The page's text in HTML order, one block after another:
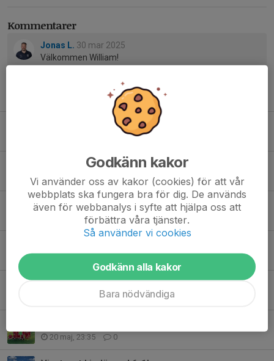
Kommentarer
Jonas L. 30 mar 2025
Välkommen William!
Vinst mot Valdermarsvik med 6-0!
25 jun, 23:23 0
Vinst mot Valdermarsvik borta med 2-4!
18 jun, 23:02 0
Vinst mot Ringarum!
0
20 maj, 23:35 0
Godkänn kakor
Vi använder oss av kakor (cookies) för att vår
webbplats ska fungera bra för dig. De används
även för webbanalys i syfte att hjälpa oss att
förbättra våra tjänster.
Så använder vi cookies
Godkänn alla kakor
Bara nödvändiga